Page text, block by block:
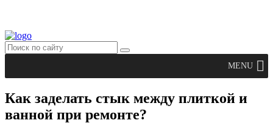
MENU
Как заделать стык между плиткой и
ванной при ремонте?